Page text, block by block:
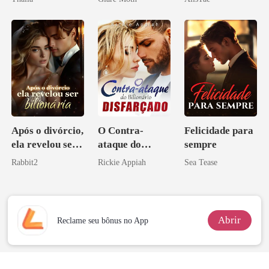
Após o divórcio,
ela revelou ser
bilionária
Rabbit2
O Contra-
ataque do
Bilionário
Rickie Appiah
Felicidade para
sempre
Sea Tease
Reclame seu bônus no App Abrir